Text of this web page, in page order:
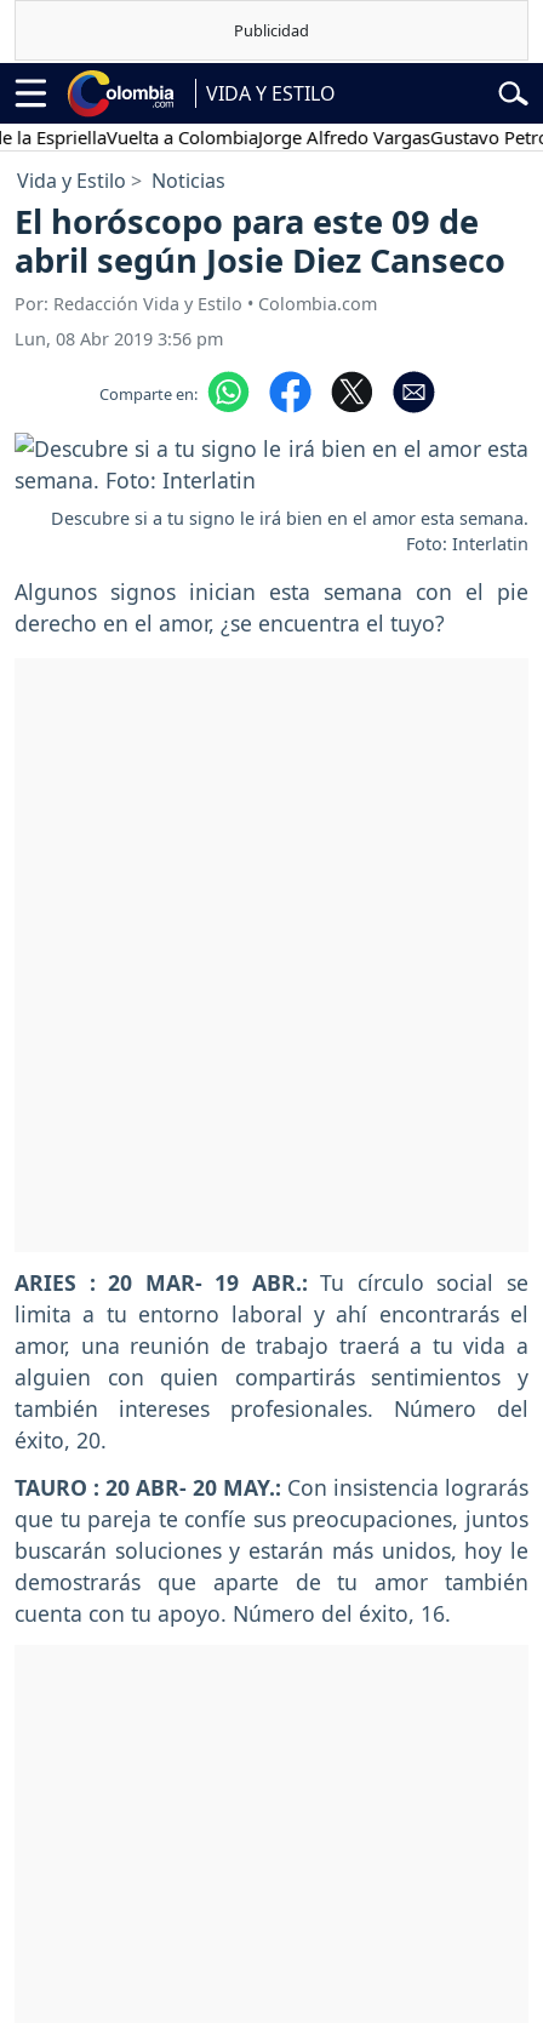
VIDA Y ESTILO
Vuelta a ColombiaJorge Alfredo VargasGustavo Petro
Vida y Estilo Noticias
El horóscopo para este 09 de
abril según Josie Diez Canseco
Por: Redacción Vida y Estilo • Colombia.com
Lun, 08 Abr 2019 3:56 pm
Comparte en:
Descubre si a tu signo le irá bien en el amor esta semana.
Foto: Interlatin
Algunos signos inician esta semana con el pie
derecho en el amor, ¿se encuentra el tuyo?
ARIES : 20 MAR- 19 ABR.: Tu círculo social se
limita a tu entorno laboral y ahí encontrarás el
amor, una reunión de trabajo traerá a tu vida a
alguien con quien compartirás sentimientos y
también intereses profesionales. Número del
éxito, 20.
TAURO : 20 ABR- 20 MAY.: Con insistencia lograrás
que tu pareja te confíe sus preocupaciones, juntos
buscarán soluciones y estarán más unidos, hoy le
demostrarás que aparte de tu amor también
cuenta con tu apoyo. Número del éxito, 16.